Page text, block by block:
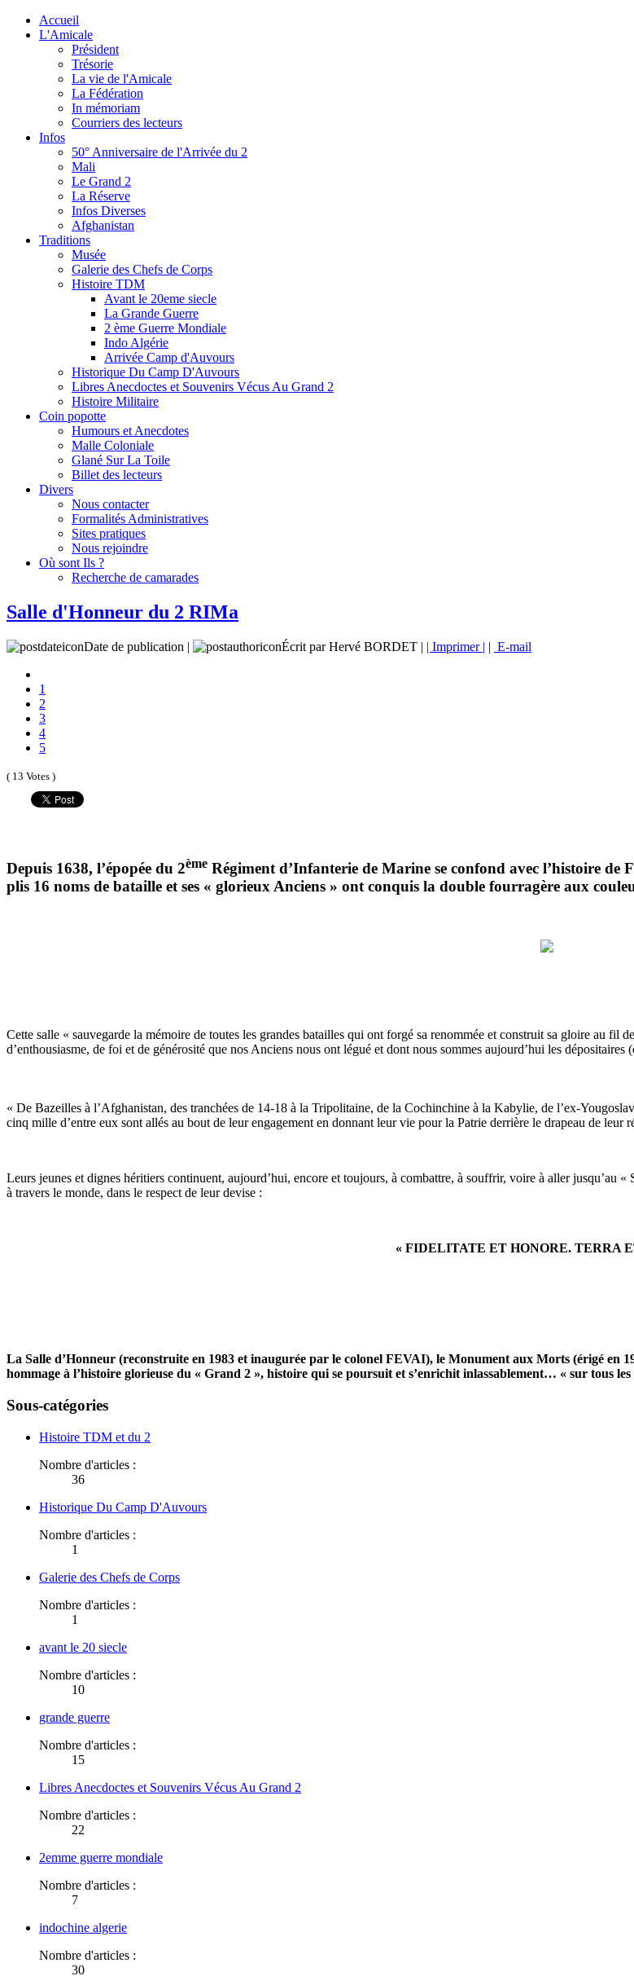
Accueil
L'Amicale
Président
Trésorie
La vie de l'Amicale
La Fédération
In mémoriam
Courriers des lecteurs
Infos
50° Anniversaire de l'Arrivée du 2
Mali
Le Grand 2
La Réserve
Infos Diverses
Afghanistan
Traditions
Musée
Galerie des Chefs de Corps
Histoire TDM
Avant le 20eme siecle
La Grande Guerre
2 ème Guerre Mondiale
Indo Algérie
Arrivée Camp d'Auvours
Historique Du Camp D'Auvours
Libres Anecdoctes et Souvenirs Vécus Au Grand 2
Histoire Militaire
Coin popotte
Humours et Anecdotes
Malle Coloniale
Glané Sur La Toile
Billet des lecteurs
Divers
Nous contacter
Formalités Administratives
Sites pratiques
Nous rejoindre
Où sont Ils ?
Recherche de camarades
Salle d'Honneur du 2 RIMa
Date de publication | Écrit par Hervé BORDET | | Imprimer | | E-mail
1
2
3
4
5
( 13 Votes )
Depuis 1638, l’épopée du 2ème Régiment d’Infanterie de Marine se confond avec l’histoire de
plis 16 noms de bataille et ses « glorieux Anciens » ont conquis la double fourragère aux
Cette salle « sauvegarde la mémoire de toutes les grandes batailles qui ont forgé sa renommée et construit sa gloire au fil
d’enthousiasme, de foi et de générosité que nos Anciens nous ont légué et dont nous sommes aujourd’hui les dépositaires (
« De Bazeilles à l’Afghanistan, des tranchées de 14-18 à la Tripolitaine, de la Cochinchine à la Kabylie, de l’ex-
cinq mille d’entre eux sont allés au bout de leur engagement en donnant leur vie pour la Patrie derrière le drapeau de leur
Leurs jeunes et dignes héritiers continuent, aujourd’hui, encore et toujours, à combattre, à souffrir, voire à aller jusqu’au
à travers le monde, dans le respect de leur devise :
« FIDELITATE ET HONORE. TERRA
La Salle d’Honneur (reconstruite en 1983 et inaugurée par le colonel FEVAI), le Monument aux Morts (érigé en
hommage à l’histoire glorieuse du « Grand 2 », histoire qui se poursuit et s’enrichit inlassablement… « sur tous les
Sous-catégories
Histoire TDM et du 2
Nombre d'articles :
36
Historique Du Camp D'Auvours
Nombre d'articles :
1
Galerie des Chefs de Corps
Nombre d'articles :
1
avant le 20 siecle
Nombre d'articles :
10
grande guerre
Nombre d'articles :
15
Libres Anecdoctes et Souvenirs Vécus Au Grand 2
Nombre d'articles :
22
2emme guerre mondiale
Nombre d'articles :
7
indochine algerie
Nombre d'articles :
30